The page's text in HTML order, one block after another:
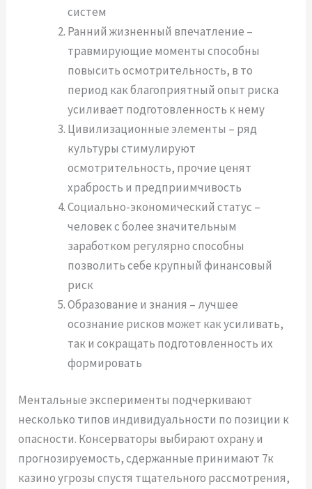
систем
Ранний жизненный впечатление –
травмирующие моменты способны
повысить осмотрительность, в то
период как благоприятный опыт риска
усиливает подготовленность к нему
Цивилизационные элементы – ряд
культуры стимулируют
осмотрительность, прочие ценят
храбрость и предприимчивость
Социально-экономический статус –
человек с более значительным
заработком регулярно способны
позволить себе крупный финансовый
риск
Образование и знания – лучшее
осознание рисков может как усиливать,
так и сокращать подготовленность их
формировать
Ментальные эксперименты подчеркивают
несколько типов индивидуальности по позиции к
опасности. Консерваторы выбирают охрану и
прогнозируемость, сдержанные принимают 7к
казино угрозы спустя тщательного рассмотрения,